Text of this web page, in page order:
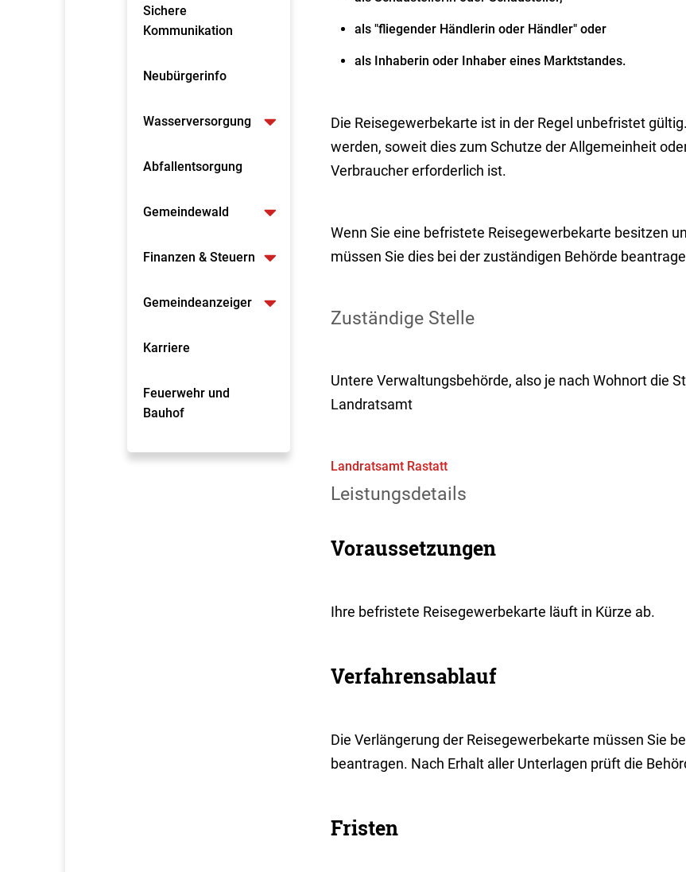
Sichere
Kommunikation
Neubürgerinfo
Wasserversorgung
Abfallentsorgung
Gemeindewald
Finanzen & Steuern
Gemeindeanzeiger
Karriere
Feuerwehr und
Bauhof
als "fliegender Händlerin oder Händler" oder
als Inhaberin oder Inhaber eines Marktstandes.
Die Reisegewerbekarte ist in der Regel unbefristet
werden, soweit dies zum Schutze der Allgemeinheit
Verbraucher erforderlich ist.
Wenn Sie eine befristete Reisegewerbekarte besitzen
müssen Sie dies bei der zuständigen Behörde
Zuständige Stelle
Untere Verwaltungsbehörde, also je nach Wohnort die
Landratsamt
Landratsamt Rastatt
Leistungsdetails
Voraussetzungen
Ihre befristete Reisegewerbekarte läuft in Kürze ab.
Verfahrensablauf
Die Verlängerung der Reisegewerbekarte müssen Sie
beantragen. Nach Erhalt aller Unterlagen prüft die
Fristen